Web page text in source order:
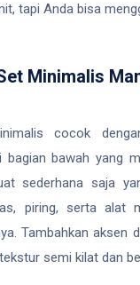
tapi Anda bisa
Minimalis
cocok
bawah yang
sederhana saja
piring, serta alat
Tambahkan aksen
semi kilat dan